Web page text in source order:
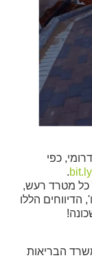
כפי
.
להמשיך לדווח למוקד 106 על כל מטרד רעש,
הדיווחים הללו
הבריאות